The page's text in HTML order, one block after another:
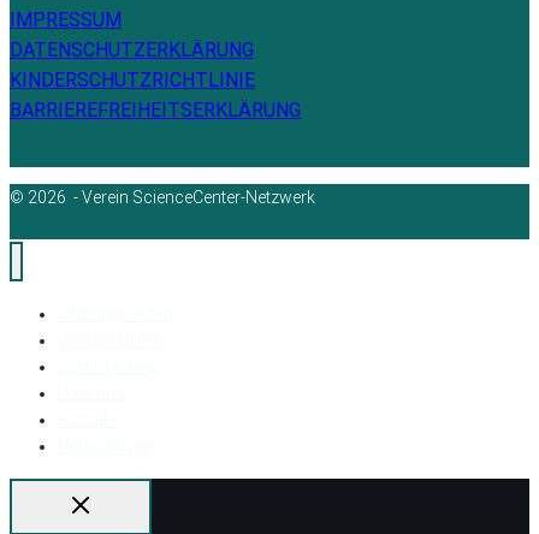
IMPRESSUM
DATENSCHUTZERKLÄRUNG
KINDERSCHUTZRICHTLINIE
BARRIEREFREIHEITSERKLÄRUNG
© 2026 - Verein ScienceCenter-Netzwerk